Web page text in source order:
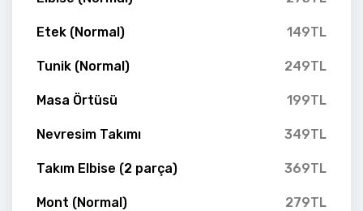
Etek (Normal) 149TL
Tunik (Normal) 249TL
Masa Örtüsü 199TL
Nevresim Takımı 349TL
Takım Elbise (2 parça) 369TL
Mont (Normal) 279TL